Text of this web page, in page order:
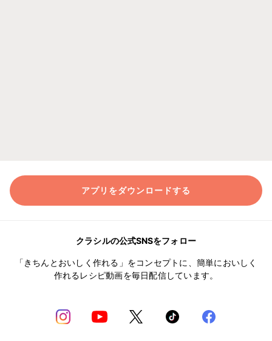
アプリをダウンロードする
クラシルの公式SNSをフォロー
「きちんとおいしく作れる」をコンセプトに、簡単においしく
作れるレシピ動画を毎日配信しています。